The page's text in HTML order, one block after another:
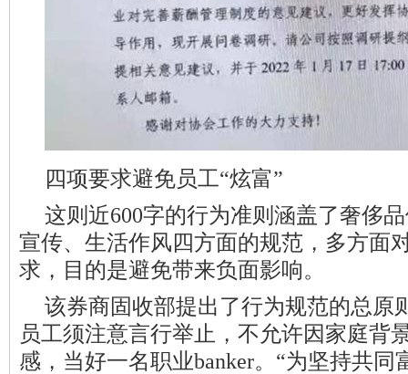
四项要求避免员工“炫富”
这则近600字的行为准则涵盖了奢侈
宣传、生活作风四方面的规范，多方面
求，目的是避免带来负面影响。
该券商固收部提出了行为规范的总原
员工须注意言行举止，不允许因家庭背
感，当好一名职业banker。“为坚持共